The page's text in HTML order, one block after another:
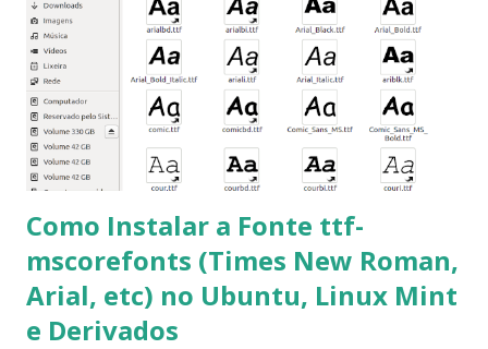
clicando em “Ok” Agora aceite os termos de uso clicando
em “Sim” Pronto agora abra o LibreOffice e veja se as
fontes Times New Roman, Arial estão instaladas. Caso
ocorra algum erro ou precisa reinstalar, execute: $ sudo
apt-get install --reinstall ttf-mscorefonts-installer
Como Instalar a Fonte ttf-
mscorefonts (Times New Roman,
Arial, etc) no Ubuntu, Linux Mint
e Derivados